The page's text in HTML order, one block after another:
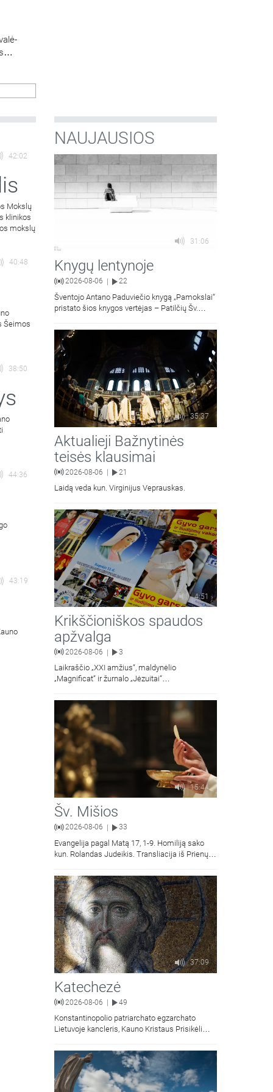
ir
42:02
Mokslų
klinikos
mokslų
40:48
Šeimos
38:50
44:36
43:19
NAUJAUSIOS
31:06
Knygų lentynoje
2026-08-06 22
Šventojo Antano Paduviečio knygą „Pamokslai“
pristato šios knygos vertėjas – Patilčių Šv.
moralinės teologijos dr. Algirdas Petras
35:37
Aktualieji Bažnytinės
teisės klausimai
2026-08-06 21
Laidą veda kun. Virginijus Veprauskas.
4:51
Krikščioniškos spaudos
apžvalga
2026-08-06 | 3
Laikraščio „XXI amžius“, maldynėlio
„Magnificat“ ir žurnalo „Jėzuitai“
15:44
Šv. Mišios
2026-08-06 33
Evangelija pagal Matą 17, 1-9. Homiliją sako
kun. Rolandas Judeikis. Transliacija iš Prienų
37:09
Katechezė
2026-08-06 49
Konstantinopolio patriarchato egzarchato
Lietuvoje kancleris, Kauno Kristaus Prisikėlimo
kunigas Vitalijus Mockus pasakoja apie
Kristaus Atsimainymo šventę.